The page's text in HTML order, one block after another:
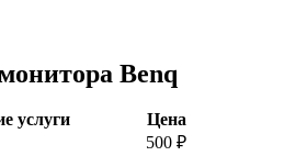
Benq
услуги
Цена
500 ₽